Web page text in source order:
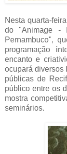
Nesta quarta-
do "Animage -
Pernambuco",
programação
encanto e
ocupará diversos
públicas de
público entre os
mostra
seminários.